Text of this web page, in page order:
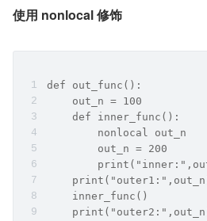
使用 nonlocal 修饰
def out_func():
    out_n = 100
def
nonlocal
out_n =
    inner_func()